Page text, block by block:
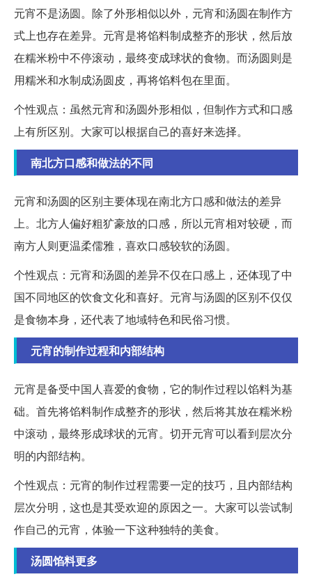
元宵不是汤圆。除了外形相似以外，元宵和汤圆在制作方
式上也存在差异。元宵是将馅料制成整齐的形状，然后放
在糯米粉中不停滚动，最终变成球状的食物。而汤圆则是
用糯米和水制成汤圆皮，再将馅料包在里面。
个性观点：虽然元宵和汤圆外形相似，但制作方式和口感
上有所区别。大家可以根据自己的喜好来选择。
南北方口感和做法的不同
元宵和汤圆的区别主要体现在南北方口感和做法的差异
上。北方人偏好粗犷豪放的口感，所以元宵相对较硬，而
南方人则更温柔儒雅，喜欢口感较软的汤圆。
个性观点：元宵和汤圆的差异不仅在口感上，还体现了中
国不同地区的饮食文化和喜好。元宵与汤圆的区别不仅仅
是食物本身，还代表了地域特色和民俗习惯。
元宵的制作过程和内部结构
元宵是备受中国人喜爱的食物，它的制作过程以馅料为基
础。首先将馅料制作成整齐的形状，然后将其放在糯米粉
中滚动，最终形成球状的元宵。切开元宵可以看到层次分
明的内部结构。
个性观点：元宵的制作过程需要一定的技巧，且内部结构
层次分明，这也是其受欢迎的原因之一。大家可以尝试制
作自己的元宵，体验一下这种独特的美食。
汤圆馅料更多